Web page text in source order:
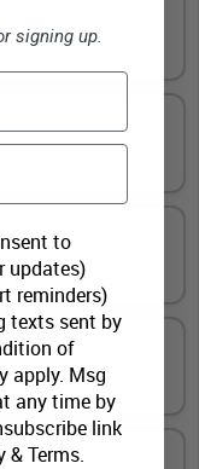
signing up.
to
updates)
reminders)
texts sent by
of
apply. Msg
any time by
link
&Terms.